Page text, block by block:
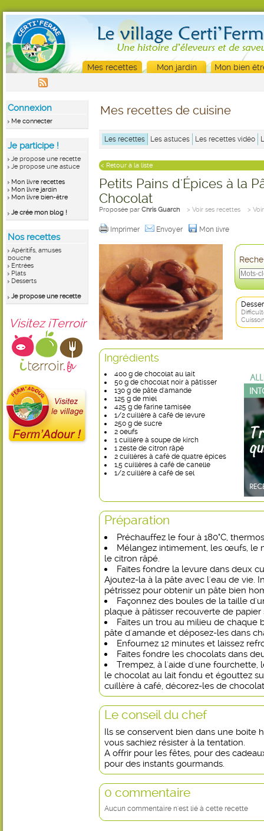
Mes recettes Mon jardin Mon bien
Connexion
Me connecter
Je participe !
Je propose une recette
Je propose une astuce
Mon livre recettes
Mon livre jardin
Mon livre bien-être
Je crée mon blog !
Nos recettes
Apéritifs, amuses
bouche
Entrées
Plats
Desserts
Je propose une recette
Visitez iTerroir
Mes recettes de cuisine
Les recettes Les astuces Les recettes vidéo
< Retour à la liste
Petits Pains d'Épices à la
Chocolat
Proposée par Chris Guarch > Voir ses recettes >
Imprimer Envoyer Mon livre
Ingrédients
400 g de chocolat au lait
50 g de chocolat noir à pâtisser
130 g de pâte d'amande
125 g de miel
425 g de farine tamisée
1/2 cuillère à café de levure
250 g de sucre
2 oeufs
1 cuillère à soupe de kirch
1 zeste de citron râpé
2 cuillères à café de quatre épices
1,5 cuillères à café de canelle
1/2 cuillère à café de sel
Préparation
Préchauffez le four à 180°C,
Mélangez intimement, les œufs, le
le citron râpé.
Faites fondre la levure dans deux
Ajoutez-la à la pâte avec l'eau de vie.
pétrissez pour obtenir un pâte bien
Façonnez des boules de la taille
plaque à pâtisser recouverte de papier
Faites un trou au milieu de chaque
pâte d'amande et déposez-les dans
Enfournez 12 minutes et laissez
Faites fondre les chocolats dans
Trempez, à l'aide d'une fourchette,
le chocolat au lait fondu et égouttez
cuillère à café, décorez-les de
Le conseil du chef
Ils se conservent bien dans une boite
vous sachiez résister à la tentation.
A offrir pour les fêtes, pour des
pour des instants gourmands.
0 commentaire
Aucun commentaire n'est lié à cette recette